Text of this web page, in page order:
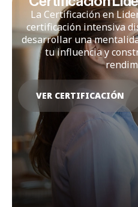
La Certificación en
certificación intensiva
desarrollar una
tu influencia y
VER CERTIFICACIÓN